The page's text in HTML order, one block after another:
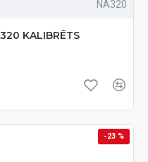
NA320
KALIBRĒTS
-23 %